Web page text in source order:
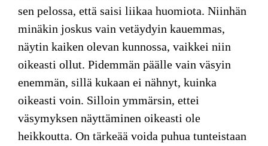
sen pelossa, että saisi liikaa huomiota. Niinhän
minäkin joskus vain vetäydyin kauemmas,
näytin kaiken olevan kunnossa, vaikkei niin
oikeasti ollut. Pidemmän päälle vain väsyin
enemmän, sillä kukaan ei nähnyt, kuinka
oikeasti voin. Silloin ymmärsin, ettei
väsymyksen näyttäminen oikeasti ole
heikkoutta. On tärkeää voida puhua tunteistaan